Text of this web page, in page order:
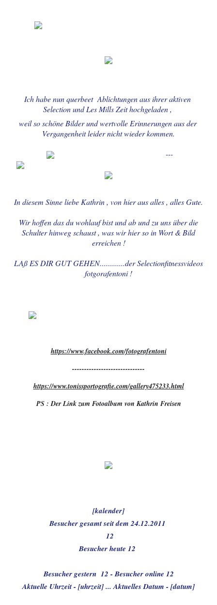
Ich habe nun querbeet  Ablichtungen aus ihrer aktiven
Selection und Les Mills Zeit hochgeladen ,
weil so schöne Bilder und wertvolle Erinnerungen aus der
Vergangenheit leider nicht wieder kommen.
---
In diesem Sinne liebe Kathrin , von hier aus alles , alles Gute.
Wir hoffen das du wohlauf bist und ab und zu uns über die
Schulter hinweg schaust , was wir hier so in Wort & Bild
erreichen !
LAß ES DIR GUT GEHEN.............der Selectionfitnessvideos
fotgorafentoni !
https://www.facebook.com/fotografentoni
------------------------------
https://www.tonissportografie.com/gallery475233.html
PS : Der Link zum Fotoalbum von Kathrin Freisen
[kalender]
Besucher gesamt seit dem 24.12.2011
12
Besucher heute 12
Besucher gestern 12 - Besucher online 12
Aktuelle Uhrzeit - [uhrzeit] ... Aktuelles Datum - [datum]